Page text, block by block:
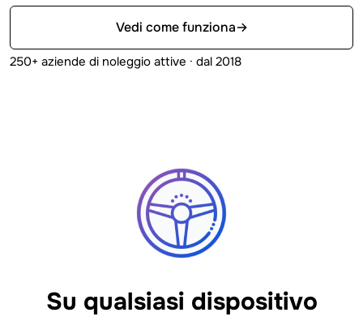
Vedi come funziona→
250+ aziende di noleggio attive · dal 2018
Su qualsiasi dispositivo